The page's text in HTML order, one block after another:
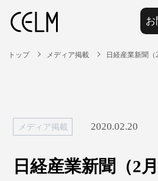
トップ メディア掲載 日経産業新聞
メディア掲載 2020.02.20
日経産業新聞（2